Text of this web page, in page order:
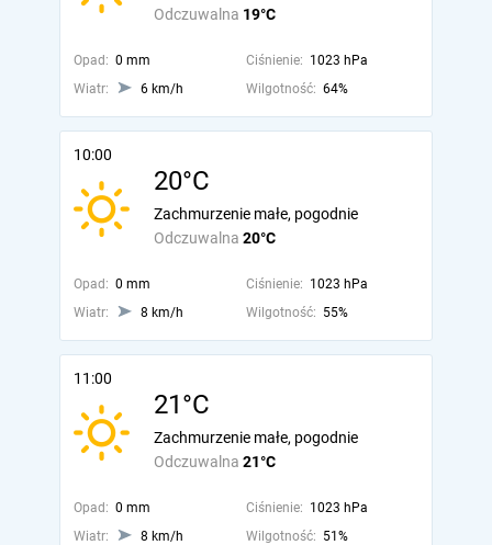
Odczuwalna 19°C
Opad: 0 mm Ciśnienie: 1023 hPa
Wiatr:
6 km/h Wilgotność: 64%
10:00
20°C
Odczuwalna 20°C
Zachmurzenie małe, pogodnie
Opad: 0 mm Ciśnienie: 1023 hPa
Wiatr:
8 km/h Wilgotność: 55%
11:00
21°C
Odczuwalna 21°C
Zachmurzenie małe, pogodnie
Opad: 0 mm Ciśnienie: 1023 hPa
Wiatr:
8 km/h Wilgotność: 51%